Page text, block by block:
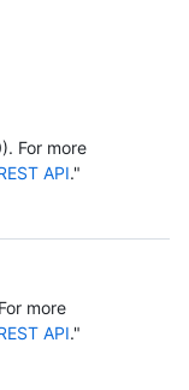
For more
API."
more
API."